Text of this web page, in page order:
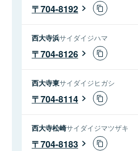
704-8192
西大寺浜サイダイジハマ
704-8126
西大寺東サイダイジヒガシ
704-8114
西大寺松崎サイダイジマツザキ
704-8183